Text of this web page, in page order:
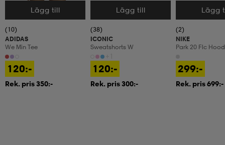
Välj storlek
Lägg till
(10)
ADIDAS
We Min Tee
120:-
Rek. pris 350:-
Välj storlek
Lägg till
(38)
ICONIC
Sweatshorts W
120:-
Rek. pris 300:-
Välj storlek
Lägg
(2)
NIKE
Park 20 Flc
299:-
Rek. pris 699:-